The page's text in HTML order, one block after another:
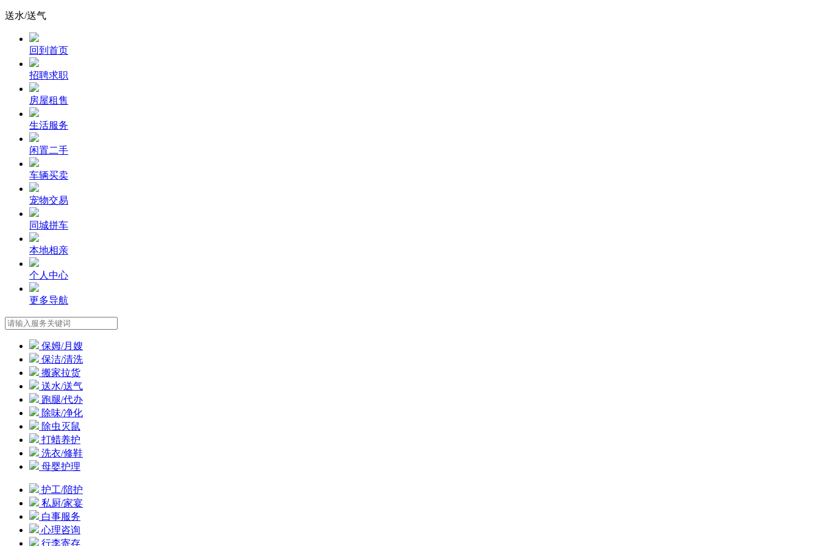
送水/送气
回到首页
招聘求职
房屋租售
生活服务
闲置二手
车辆买卖
宠物交易
同城拼车
本地相亲
个人中心
更多导航
保姆/月嫂
保洁/清洗
搬家拉货
送水/送气
跑腿/代办
除味/净化
除虫灭鼠
打蜡养护
洗衣/修鞋
母婴护理
护工/陪护
私厨/家宴
白事服务
心理咨询
行李寄存